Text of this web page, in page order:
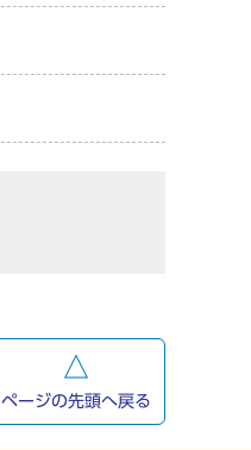
ページの先頭へ戻る